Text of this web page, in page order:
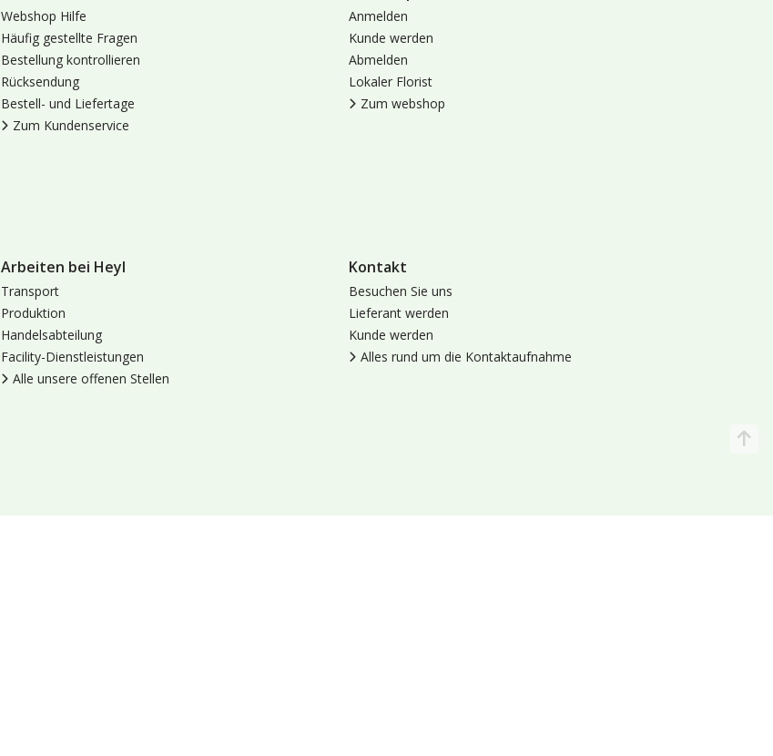
Webshop Hilfe
Häufig gestellte Fragen
Bestellung kontrollieren
Rücksendung
Bestell- und Liefertage
Zum Kundenservice
Anmelden
Kunde werden
Abmelden
Lokaler Florist
Zum webshop
Arbeiten bei Heyl
Transport
Produktion
Handelsabteilung
Facility-Dienstleistungen
Alle unsere offenen Stellen
Kontakt
Besuchen Sie uns
Lieferant werden
Kunde werden
Alles rund um die Kontaktaufnahme